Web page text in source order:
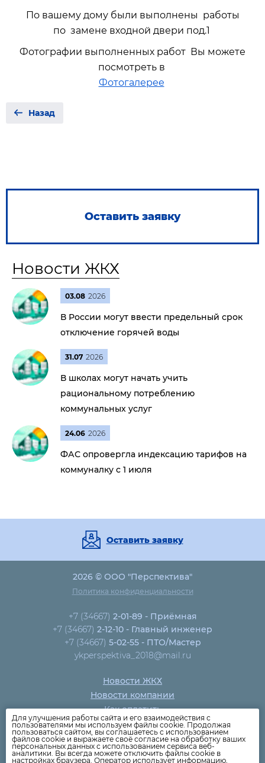
По вашему дому были выполнены работы
по замене входной двери под.1
Фотографии выполненных работ Вы можете
посмотреть в
Фотогалерее
Назад
Оставить заявку
Новости ЖКХ
03.08 2026
В России могут ввести предельный срок
отключение горячей воды
31.07 2026
В школах могут начать учить
рациональному потреблению
коммунальных услуг
24.06 2026
ФАС опровергла индексацию тарифов на
коммуналку с 1 июля
Оставить заявку
2026 © ООО "Перспектива"
Политика конфиденциальности
+7 (34667) 2-01-89 - Приёмная
+7 (34667) 2-12-10 - Главный инженер
+7 (34667) 5-02-55 - ПТО/Мастер
ykperspektiva_2018@mail.ru
Новости ЖКХ
Новости компании
Как оплатить
Дома
Раскрытие информации
Вопросы
Для улучшения работы сайта и его взаимодействия с
пользователями мы используем файлы cookie. Продолжая
пользоваться сайтом, вы соглашаетесь с использованием
файлов cookie и выражаете своё согласие на обработку ваших
персональных данных с использованием сервиса веб-
аналитики. Вы всегда можете отключить файлы cookie в
настройках браузера. Оператор использует информацию,